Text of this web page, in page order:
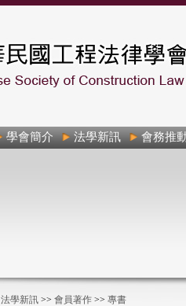
學會簡介 法學新訊 會務推
法學新訊 >> 會員著作 >> 專書